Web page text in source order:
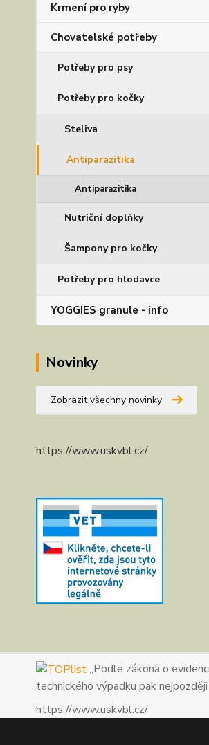
Krmení pro ryby
Chovatelské potřeby
Potřeby pro psy
Potřeby pro kočky
Steliva
Antiparazitika
Antiparazitika
Nutriční doplňky
Šampony pro kočky
Potřeby pro hlodavce
YOGGIES granule - info
Novinky
Zobrazit všechny novinky
https://www.uskvbl.cz/
„Podle zákona o
technického výpadku pak
https://www.uskvbl.cz/